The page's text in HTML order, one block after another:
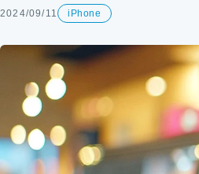
2024/09/11 iPhone